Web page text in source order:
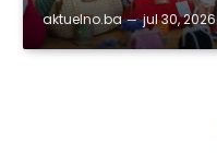
aktuelno.ba jul 30, 2026